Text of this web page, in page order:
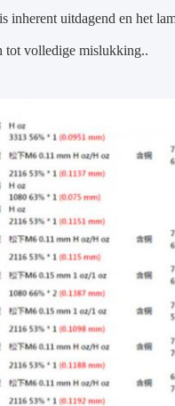
inherent uitdagend en het
tot volledige mislukking..